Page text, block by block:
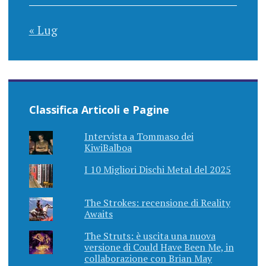
« Lug
Classifica Articoli e Pagine
Intervista a Tommaso dei
KiwiBalboa
I 10 Migliori Dischi Metal del 2025
The Strokes: recensione di Reality
Awaits
The Struts: è uscita una nuova
versione di Could Have Been Me, in
collaborazione con Brian May